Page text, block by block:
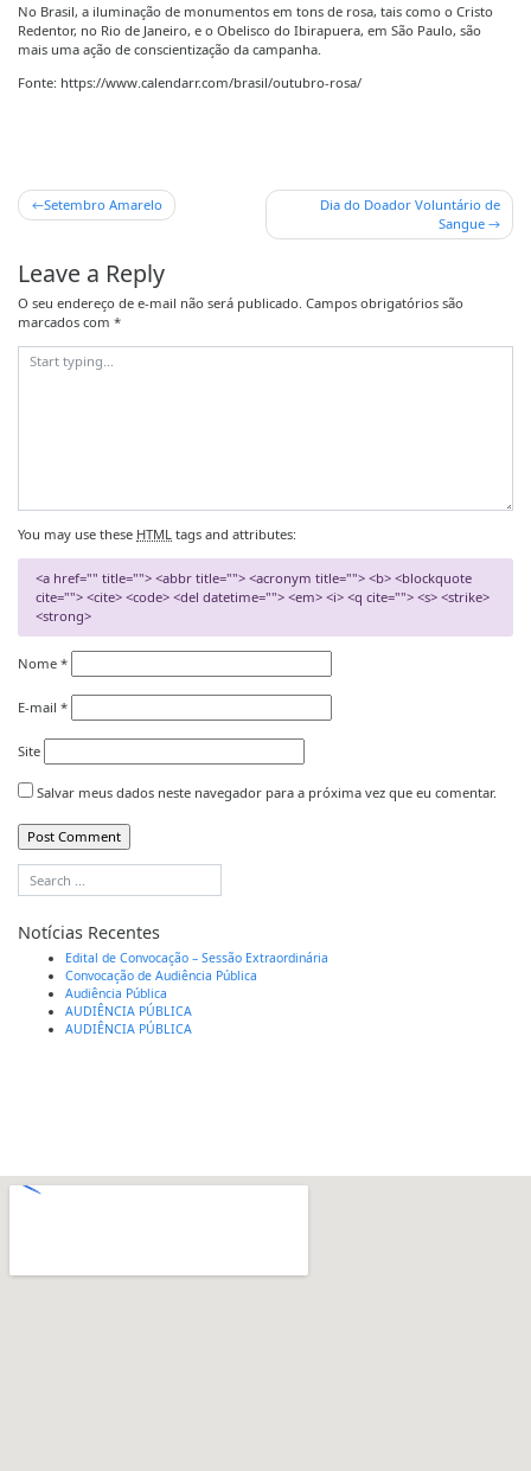
No Brasil, a iluminação de monumentos em tons de rosa, tais como o Cristo
Redentor, no Rio de Janeiro, e o Obelisco do Ibirapuera, em São Paulo, são
mais uma ação de conscientização da campanha.
Fonte: https://www.calendarr.com/brasil/outubro-rosa/
Setembro Amarelo
Dia do Doador Voluntário de
Sangue
Leave a Reply
O seu endereço de e-mail não será publicado. Campos obrigatórios são
marcados com *
You may use these HTML tags and attributes:
<a href="" title=""> <abbr title=""> <acronym title=""> <b> <blockquote
cite=""> <cite> <code> <del datetime=""> <em> <i> <q cite=""> <s> <strike>
<strong>
Nome *
E-mail *
Site
Salvar meus dados neste navegador para a próxima vez que eu comentar.
Notícias Recentes
Edital de Convocação – Sessão Extraordinária
Convocação de Audiência Pública
Audiência Pública
AUDIÊNCIA PÚBLICA
AUDIÊNCIA PÚBLICA